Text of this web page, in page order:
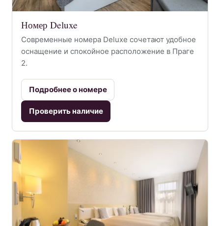
Номер Deluxe
Современные номера Deluxe сочетают удобное
оснащение и спокойное расположение в Праге
2.
Подробнее о номере
Проверить наличие